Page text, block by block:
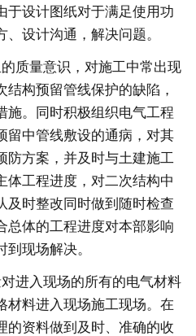
于设计图纸对于满足使用功
设计沟通，解决问题。
质量意识，对施工中常出现
构预留管线保护的缺陷，
施。同时积极组织电气工程
留中管线敷设的通病，对其
防方案，并及时与土建施工
体工程进度，对二次结构中
及时整改同时做到随时检查
总体的工程进度对本部影响
现场解决。
进入现场的所有的电气材料
材料进入现场施工现场。在
的资料做到及时、准确的收